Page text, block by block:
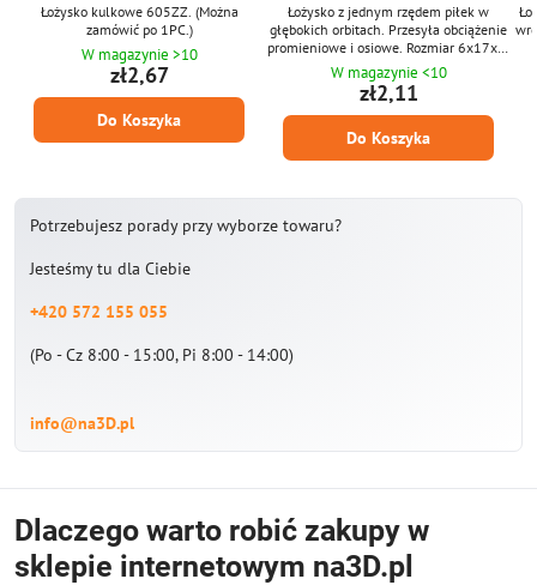
Łożysko kulkowe 605ZZ. (Można
zamówić po 1PC.)
W magazynie >10
zł2,67
Do Koszyka
Łożysko z jednym rzędem piłek w
głębokich orbitach. Przesyła obciążenie
promieniowe i osiowe. Rozmiar 6x17x6.
(Produkt można zamówić po 1 sztuce,
zdjęcie jest tylko ilustracyjne.)
W magazynie <10
zł2,11
Do Koszyka
Potrzebujesz porady przy wyborze towaru?
Jesteśmy tu dla Ciebie
+420 572 155 055
(Po - Cz 8:00 - 15:00, Pi 8:00 - 14:00)
info@na3D.pl
Dlaczego warto robić zakupy w
sklepie internetowym na3D.pl